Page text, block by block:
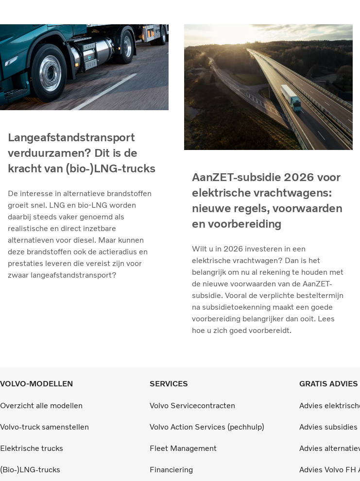
Langeafstandstransport
verduurzamen? Dit is de
kracht van (bio-)LNG-trucks
De interesse in alternatieve brandstoffen
groeit snel. LNG en bio‑LNG worden
daarbij steeds vaker genoemd als
realistische en direct inzetbare
alternatieven voor diesel. Maar kunnen
deze brandstoffen ook de actieradius en
prestaties leveren die vereist zijn voor
zwaar langeafstandstransport?
AanZET-subsidie 2026 voor
elektrische vrachtwagens:
nieuwe regels, voorwaarden
en voorbereiding
Wilt u in 2026 investeren in een
elektrische vrachtwagen? Dan is het
belangrijk om nu al rekening te houden met
de nieuwe voorwaarden van de AanZET-
subsidie. Vooral de verplichte besteltermijn
na subsidietoekenning maakt een goede
voorbereiding belangrijker dan ooit. Lees
hoe u zich goed voorbereidt.
VOLVO-MODELLEN
Overzicht alle modellen
Volvo-truck samenstellen
Elektrische trucks
(Bio-)LNG-trucks
SERVICES
Volvo Servicecontracten
Volvo Action Services (pechhulp)
Fleet Management
Financiering
GRATIS
Advies
Advies subsidies
Advies
Advies Volvo FH